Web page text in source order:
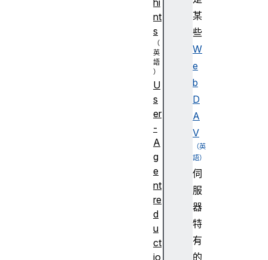
某
些
W
e
b
D
A
V
伺
服
器
特
有
的
nt
s
U
s
er
-
A
g
e
nt
re
d
u
ct
io